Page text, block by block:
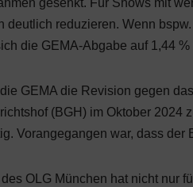
gesenkt. Für Shows mit
deutlich reduzieren. Wenn
die GEMA-Abgabe auf 1,44
GEMA die Revision gegen
(BGH) im Oktober 2024
Vorangegangen war, dass
OLG München hat nicht nur